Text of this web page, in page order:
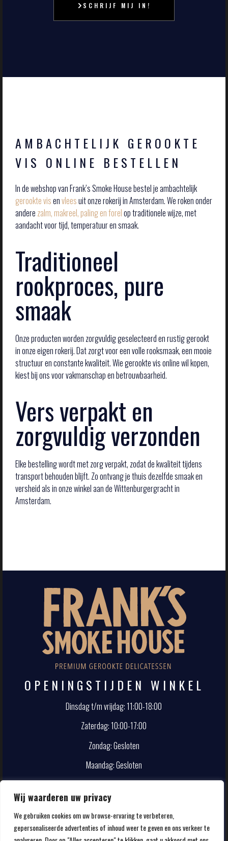
Wij waarderen uw privacy
We gebruiken cookies om uw browse-ervaring te verbeteren,
gepersonaliseerde advertenties of inhoud weer te geven en ons verkeer te
SCHRIJF MIJ IN!
AMBACHTELIJK GEROOKTE
VIS ONLINE BESTELLEN
In de webshop van Frank’s Smoke House bestel je ambachtelijk
gerookte visenvleesuit onze rokerij in Amsterdam. We roken onder
andere zalm, makreel, paling en forelop traditionele wijze, met
aandacht voor tijd, temperatuur en smaak.
Traditioneel
rookproces, pure
smaak
Onze producten worden zorgvuldig geselecteerd en rustig gerookt
in onze eigen rokerij. Dat zorgt voor een volle rooksmaak, een mooie
structuur en constante kwaliteit. Wie gerookte vis online wil kopen,
kiest bij ons voor vakmanschap en betrouwbaarheid.
Vers verpakt en
zorgvuldig verzonden
Elke bestelling wordt met zorg verpakt, zodat de kwaliteit tijdens
transport behouden blijft. Zo ontvang je thuis dezelfde smaak en
versheid als in onze winkel aan de Wittenburgergracht in
Amsterdam.
OPENINGSTIJDEN WINKEL
Dinsdag t/m vrijdag: 11:00-18:00
Zaterdag: 10:00-17:00
Zondag: Gesloten
Maandag: Gesloten
CONTACT
info@smokehouse.nl
020-5857107